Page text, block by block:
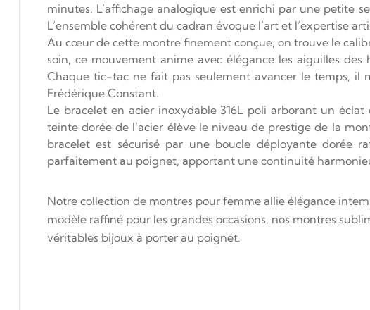
minutes. L’affichage analogique est enrichi par une petite
L’ensemble cohérent du cadran évoque l’art et l’expertise
Au cœur de cette montre finement conçue, on trouve le
soin, ce mouvement anime avec élégance les aiguilles
Chaque tic-tac ne fait pas seulement avancer le temps, il
Frédérique Constant.
Le bracelet en acier inoxydable 316L poli arborant un
teinte dorée de l’acier élève le niveau de prestige de la
bracelet est sécurisé par une boucle déployante dorée
parfaitement au poignet, apportant une continuité
Notre collection de montres pour femme allie élégance
modèle raffiné pour les grandes occasions, nos montres
véritables bijoux à porter au poignet.